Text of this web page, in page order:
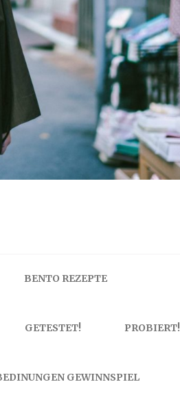
BENTO REZEPTE
GETESTET! PROBIERT!
GEWINNSPIEL